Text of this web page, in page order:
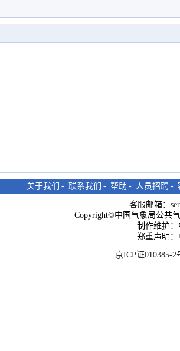
关于我们 - 联系我们 - 帮助 - 人员招聘 -
客服邮箱：
Copyright©中国气象局公共
制作维护
郑重声明
京ICP证010385-2